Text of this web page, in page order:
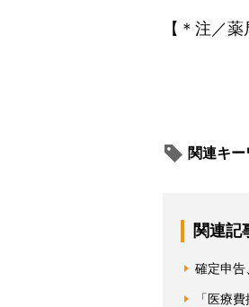
【＊注／
関連キー
関連記
確定申
「医療